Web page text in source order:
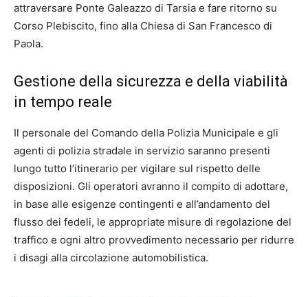
attraversare Ponte Galeazzo di Tarsia e fare ritorno su
Corso Plebiscito, fino alla Chiesa di San Francesco di
Paola.
Gestione della sicurezza e della viabilità
in tempo reale
Il personale del Comando della Polizia Municipale e gli
agenti di polizia stradale in servizio saranno presenti
lungo tutto l’itinerario per vigilare sul rispetto delle
disposizioni. Gli operatori avranno il compito di adottare,
in base alle esigenze contingenti e all’andamento del
flusso dei fedeli, le appropriate misure di regolazione del
traffico e ogni altro provvedimento necessario per ridurre
i disagi alla circolazione automobilistica.